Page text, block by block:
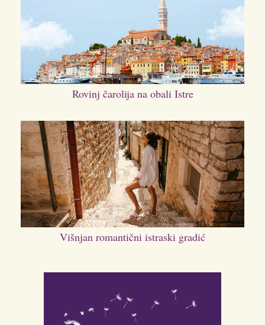
Rovinj čarolija na obali Istre
Višnjan romantični istraski gradić